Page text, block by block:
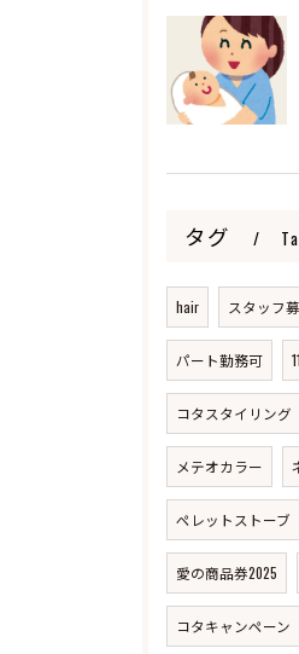
タグ
hair スタッフ
パート勤務可
コタスタイリング
メテオカラー
ペレットストーブ
愛の商品券2025
コタキャンペーン